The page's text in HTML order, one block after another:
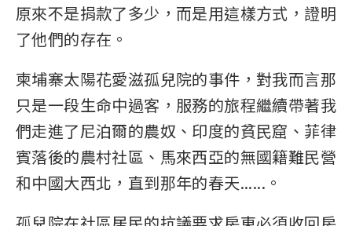
原來不是捐款了多少，而是用這樣方式，證明
了他們的存在。
柬埔寨太陽花愛滋孤兒院的事件，對我而言那
只是一段生命中過客，服務的旅程繼續帶著我
們走進了尼泊爾的農奴、印度的貧民窟、菲律
賓落後的農村社區、馬來西亞的無國籍難民營
和中國大西北，直到那年的春天......。